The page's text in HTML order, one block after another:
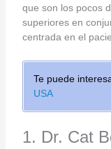
que son los pocos
superiores en
centrada en el
Te puede
USA
1. Dr. Cat